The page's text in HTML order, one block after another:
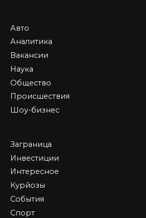
Авто
Аналитика
Вакансии
Наука
Общество
Происшествия
Шоу-бизнес
Заграница
Инвестиции
Интересное
Курйозы
События
Спорт